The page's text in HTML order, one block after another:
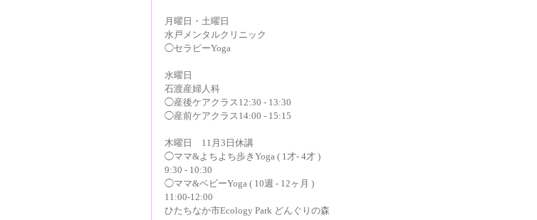
月曜日・土曜日
水戸メンタルクリニック
◯セラピーYoga
水曜日
石渡産婦人科
◯産後ケアクラス12:30 - 13:30
◯産前ケアクラス14:00 - 15:15
木曜日　11月3日休講
◯ママ&よちよち歩きYoga ( 1才- 4才 )
9:30 - 10:30
◯ママ&ベビーYoga ( 10週 - 12ヶ月 )
11:00-12:00
ひたちなか市Ecology Park どんぐりの森